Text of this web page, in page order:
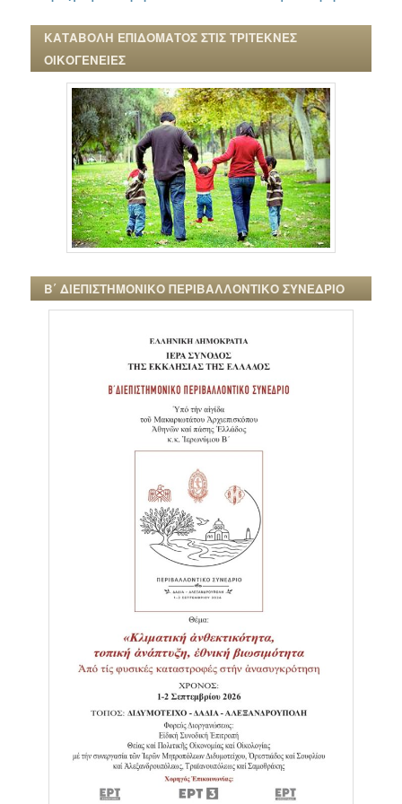
ΚΑΤΑΒΟΛΗ ΕΠΙΔΟΜΑΤΟΣ ΣΤΙΣ ΤΡΙΤΕΚΝΕΣ
ΟΙΚΟΓΕΝΕΙΕΣ
Β΄ ΔΙΕΠΙΣΤΗΜΟΝΙΚΟ ΠΕΡΙΒΑΛΛΟΝΤΙΚΟ ΣΥΝΕΔΡΙΟ